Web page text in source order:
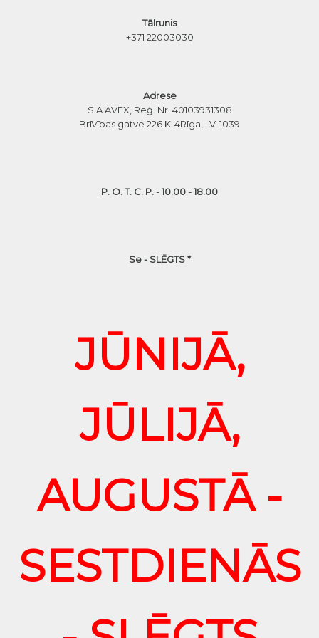
Tālrunis
+371 22003030
Adrese
SIA AVEX, Reģ. Nr. 40103931308
Brīvības gatve 226 K-4Rīga, LV-1039
P. O. T. C. P. - 10.00 - 18.00
Se - SLĒGTS *
JŪNIJĀ,
JŪLIJĀ,
AUGUSTĀ -
SESTDIENĀS